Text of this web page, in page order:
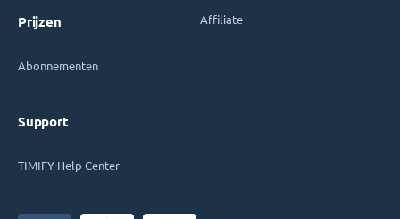
Prijzen
Abonnementen
Support
TIMIFY Help Center
Affiliate